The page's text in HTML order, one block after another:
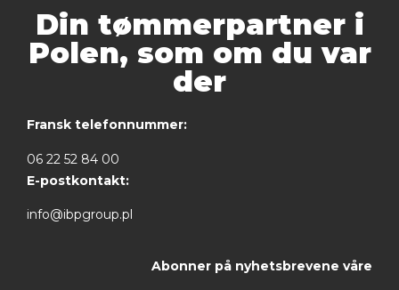
Din tømmerpartner i
Polen, som om du var
der
Fransk telefonnummer:
06 22 52 84 00
E-postkontakt:
info@ibpgroup.pl
Abonner på nyhetsbrevene våre